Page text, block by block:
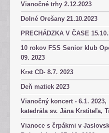
Vianočné trhy 2.12.2023
Dolné Orešany 21.10.2023
PRECHÁDZKA V ČASE
10 rokov FSS Senior klub
09. 2023
Krst CD- 8.7. 2023
Deň matiek 2023
Vianočný koncert - 6.1. 2023,
katedrála sv. Jána Krstiteľa,
Vianoce s črpákmi v